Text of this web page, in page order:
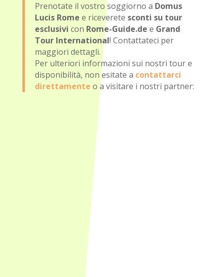
Prenotate il vostro soggiorno a Domus
Lucis Rome e riceverete sconti su tour
esclusivi con Rome-Guide.de e Grand
Tour International! Contattateci per
maggiori dettagli.
Per ulteriori informazioni sui nostri tour e
disponibilità, non esitate a contattarci
direttamente o a visitare i nostri partner: